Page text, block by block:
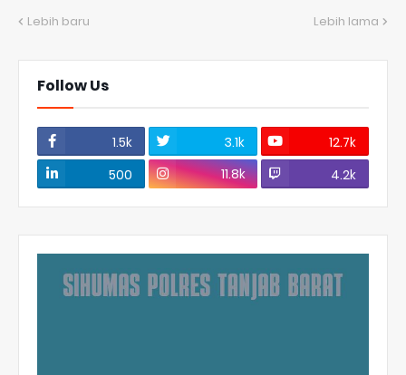
Lebih baru Lebih lama
Follow Us
1.5k 3.1k
12.7k
500
11.8k 4.2k